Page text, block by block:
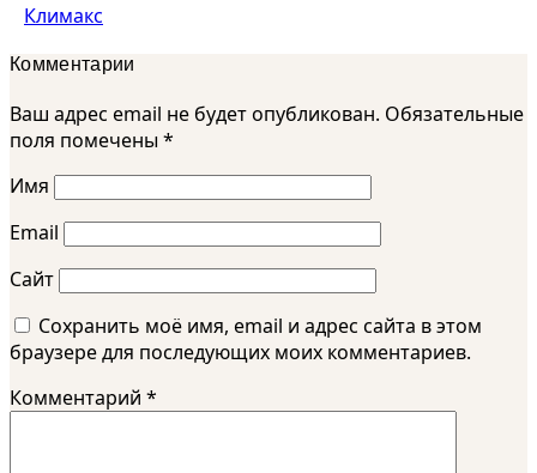
Климакс
Комментарии
Ваш адрес email не будет опубликован. Обязательные
поля помечены*
Имя
Email
Сайт
Сохранить моё имя, email и адрес сайта в этом
браузере для последующих моих комментариев.
Комментарий *